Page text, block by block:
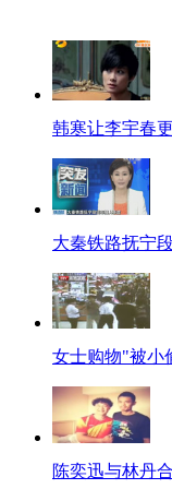
韩寒让李宇春
大秦铁路抚宁
女士购物"被小
陈奕迅与林丹